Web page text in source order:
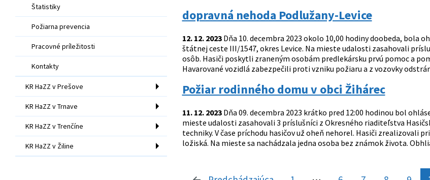
Štatistiky
Požiarna prevencia
Pracovné príležitosti
Kontakty
KR HaZZ v Prešove
KR HaZZ v Trnave
KR HaZZ v Trenčíne
KR HaZZ v Žiline
dopravná nehoda Podlužany-Levice
12. 12. 2023Dňa 10. decembra 2023 okolo 10,00 hodiny doobeda, bola
štátnej ceste III/1547, okres Levice. Na mieste udalosti zasahovali
osôb. Hasiči poskytli zraneným osobám predlekársku prvú pomoc a
Havarované vozidlá zabezpečili proti vzniku požiaru a z vozovky
Požiar rodinného domu v obci Žihárec
11. 12. 2023Dňa 09. decembra 2023 krátko pred 12:00 hodinou bol
mieste udalosti zasahovali 3 príslušníci z Okresného riaditeľstva
techniky. V čase príchodu hasičov už oheň nehorel. Hasiči
ložiská. Na mieste sa nachádzala jedna osoba bez známok života.